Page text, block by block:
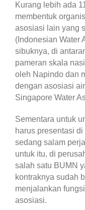
Kurang lebih ada
membentuk
asosiasi lain yang
(Indonesian Water
sibuknya, di
pameran skala
oleh Napindo dan
dengan asosiasi
Singapore Water
Sementara untuk
harus presentasi
sedang salam
untuk itu, di
salah satu BUMN
kontraknya sudah
menjalankan
asosiasi.